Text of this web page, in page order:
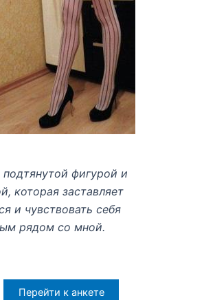
подтянутой фигурой и
которая заставляет
и чувствовать себя
рядом со мной.
Перейти к анкете